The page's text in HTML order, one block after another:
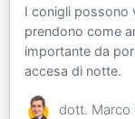
I conigli possono
prendono come
importante da
accesa di notte.
dott. Marco